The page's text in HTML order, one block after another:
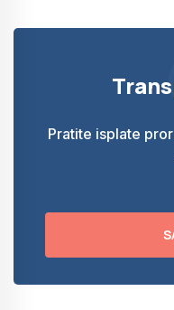
Pratite isplate